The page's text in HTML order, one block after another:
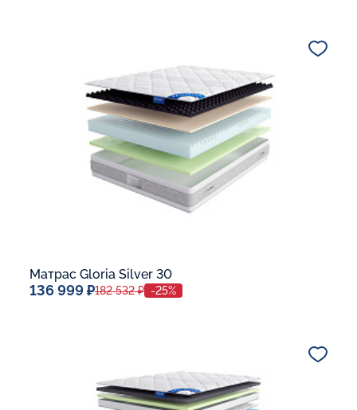
В корзину
Матрас Gloria Silver 30
136 999 ₽182 532 ₽ -25%
В корзину